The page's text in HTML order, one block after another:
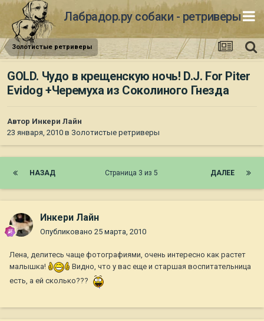
Лабрадор.ру собаки - ретриверы
Золотистые ретриверы
GOLD. Чудо в крещенскую ночь! D.J. For Piter
Evidog +Черемуха из Соколиного Гнезда
Автор Инкери Лайн
23 января, 2010 в Золотистые ретриверы
НАЗАД ДАЛЕЕ
Страница 3 из 5
Инкери Лайн
Опубликовано 25 марта, 2010
Лена, делитесь чаще фотографиями, очень интересно как растет
малышка!
Видно, что у вас еще и старшая воспитательница
есть, а ей сколько???